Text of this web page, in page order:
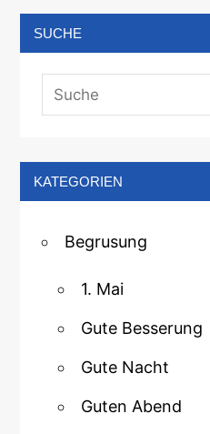
SUCHE
KATEGORIEN
Begrusung
1. Mai
Gute Besserung
Gute Nacht
Guten Abend